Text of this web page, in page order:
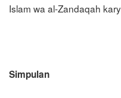
Islam wa al-Zandaqah
Simpulan